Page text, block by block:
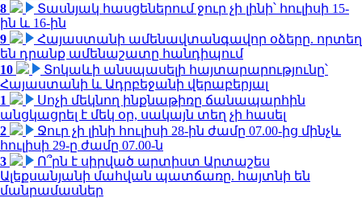
8
Տասնյակ հասցեներում ջուր չի լինի՝ հուլիսի 15-
ին և 16-ին
9
Հայաստանի ամենավտանգավոր օձերը. որտեղ
են դրանք ամենաշատը հանդիպում
10
Տոկաևի անսպասելի հայտարարությունը՝
Հայաստանի և Ադրբեջանի վերաբերյալ
1
Սոչի մեկնող ինքնաթիռը ճանապարհին
անցկացրել է մեկ օր, սակայն տեղ չի հասել
2
Ջուր չի լինի հուլիսի 28-ին ժամը 07.00-ից մինչև
հուլիսի 29-ը ժամը 07.00-ն
3
Ո՞րն է սիրված արտիստ Արտաշես
Ալեքսանյանի մահվան պատճառը. հայտնի են
մանրամասներ